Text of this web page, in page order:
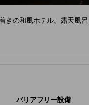
きの和風ホテル。露天風
バリアフリー設備